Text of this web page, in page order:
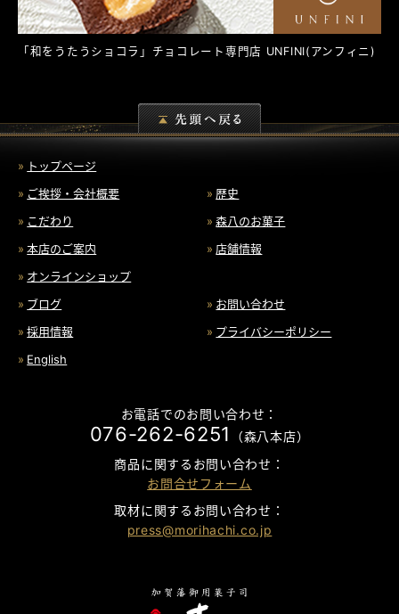
「和をうたうショコラ」チョコレート専門店 UNFINI(アンフィニ)
トップページ
ご挨拶・会社概要
歴史
こだわり
森八のお菓子
本店のご案内
店舗情報
オンラインショップ
ブログ
お問い合わせ
採用情報
プライバシーポリシー
English
お電話でのお問い合わせ：
076-262-6251
（森八本店）
商品に関するお問い合わせ：
お問合せフォーム
取材に関するお問い合わせ：
press@morihachi.co.jp